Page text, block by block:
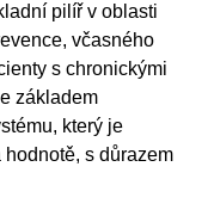
pilíř v oblasti
včasného
s chronickými
základem
který je
s důrazem